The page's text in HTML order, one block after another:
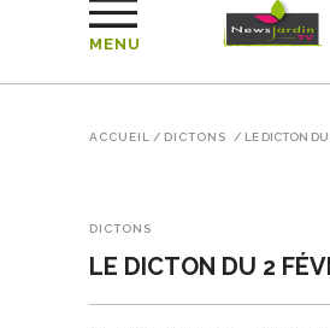
MENU
ACCUEIL / DICTONS / LE DICTON DU
DICTONS
LE DICTON DU 2